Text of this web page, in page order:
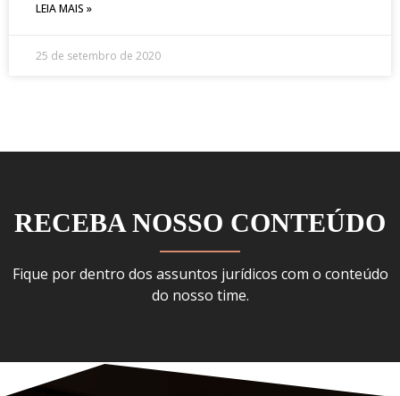
LEIA MAIS »
25 de setembro de 2020
RECEBA NOSSO CONTEÚDO
Fique por dentro dos assuntos jurídicos com o conteúdo
do nosso time.